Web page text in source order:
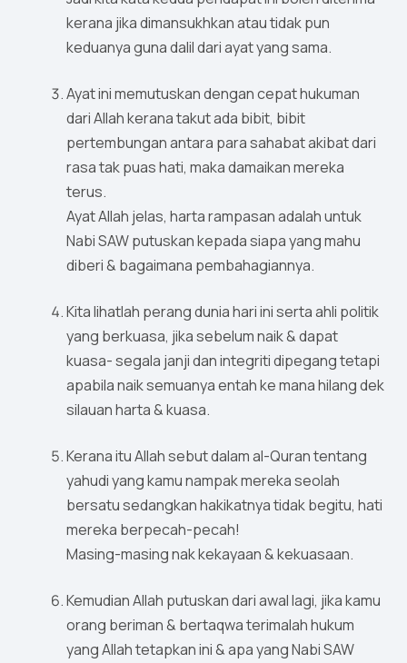
kerana jika dimansukhkan atau tidak pun
keduanya guna dalil dari ayat yang sama.
Ayat ini memutuskan dengan cepat hukuman
dari Allah kerana takut ada bibit, bibit
pertembungan antara para sahabat akibat dari
rasa tak puas hati, maka damaikan mereka
terus.
Ayat Allah jelas, harta rampasan adalah untuk
Nabi SAW putuskan kepada siapa yang mahu
diberi & bagaimana pembahagiannya.
Kita lihatlah perang dunia hari ini serta ahli politik
yang berkuasa, jika sebelum naik & dapat
kuasa- segala janji dan integriti dipegang tetapi
apabila naik semuanya entah ke mana hilang dek
silauan harta & kuasa.
Kerana itu Allah sebut dalam al-Quran tentang
yahudi yang kamu nampak mereka seolah
bersatu sedangkan hakikatnya tidak begitu, hati
mereka berpecah-pecah!
Masing-masing nak kekayaan & kekuasaan.
Kemudian Allah putuskan dari awal lagi, jika kamu
orang beriman & bertaqwa terimalah hukum
yang Allah tetapkan ini & apa yang Nabi SAW